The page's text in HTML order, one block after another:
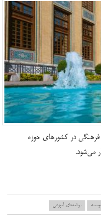
در کشورهای حوزه
می‌شود.
برنامه‌های آموزشی